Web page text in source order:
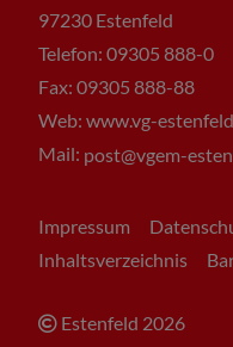
97230 Estenfeld
Telefon: 09305 888-0
Fax: 09305 888-88
Web: www.vg-
Mail: post@vgem-
Impressum
Inhaltsverzeichnis
Estenfeld 2026